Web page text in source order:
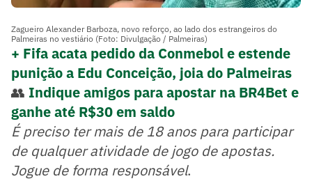
Zagueiro Alexander Barboza, novo reforço, ao lado dos estrangeiros do
Palmeiras no vestiário (Foto: Divulgação / Palmeiras)
+ Fifa acata pedido da Conmebol e estende
punição a Edu Conceição, joia do Palmeiras
👥 Indique amigos para apostar na BR4Bet e
ganhe até R$30 em saldo
É preciso ter mais de 18 anos para participar
de qualquer atividade de jogo de apostas.
Jogue de forma responsável.